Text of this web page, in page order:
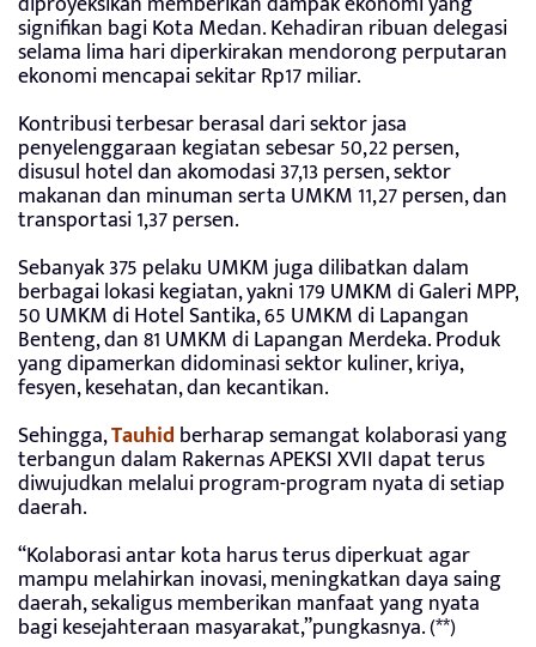
signifikan bagi Kota Medan. Kehadiran ribuan delegasi
selama lima hari diperkirakan mendorong perputaran
ekonomi mencapai sekitar Rp17 miliar.
Kontribusi terbesar berasal dari sektor jasa
penyelenggaraan kegiatan sebesar 50,22 persen,
disusul hotel dan akomodasi 37,13 persen, sektor
makanan dan minuman serta UMKM 11,27 persen, dan
transportasi 1,37 persen.
Sebanyak 375 pelaku UMKM juga dilibatkan dalam
berbagai lokasi kegiatan, yakni 179 UMKM di Galeri MPP,
50 UMKM di Hotel Santika, 65 UMKM di Lapangan
Benteng, dan 81 UMKM di Lapangan Merdeka. Produk
yang dipamerkan didominasi sektor kuliner, kriya,
fesyen, kesehatan, dan kecantikan.
Sehingga,Tauhid berharap semangat kolaborasi yang
terbangun dalam Rakernas APEKSI XVII dapat terus
diwujudkan melalui program-program nyata di setiap
daerah.
“Kolaborasi antar kota harus terus diperkuat agar
mampu melahirkan inovasi, meningkatkan daya saing
daerah, sekaligus memberikan manfaat yang nyata
bagi kesejahteraan masyarakat,”pungkasnya. (**)